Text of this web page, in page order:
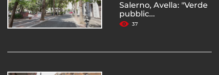
Salerno, Avella: "Verde
pubblic...
37